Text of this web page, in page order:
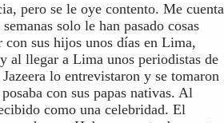
pero se le oye contento. Me cuenta
solo le han pasado cosas
con sus hijos unos días en Lima,
al llegar a Lima unos periodistas de
lo entrevistaron y se tomaron
con sus papas nativas. Al
como una celebridad. El